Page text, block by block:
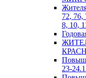
72, 76,
8, 10,
23-